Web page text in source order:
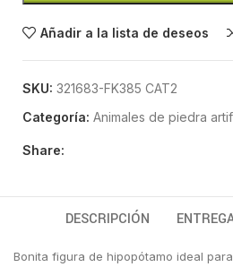
Añadir a la lista de deseos
SKU: 321683-FK385 CAT2
Categoría: Animales de piedra
Share:
DESCRIPCIÓN
Bonita figura de hipopótamo ideal